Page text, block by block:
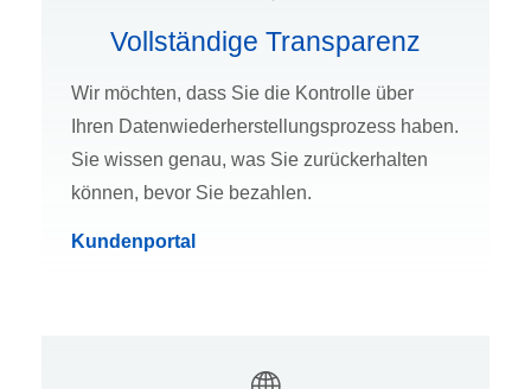
Vollständige Transparenz
Wir möchten, dass Sie die Kontrolle über
Ihren Datenwiederherstellungsprozess haben.
Sie wissen genau, was Sie zurückerhalten
können, bevor Sie bezahlen.
Kundenportal